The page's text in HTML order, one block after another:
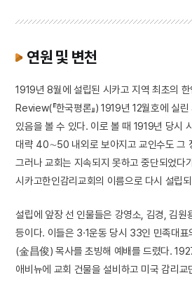
연원 및 변천
1919년 8월에 설립된 시카고 지역 최초의
Review(『한국평론』) 1919년 12월호에 실
있음을 볼 수 있다. 이로 볼 때 1919년 당시
대략 40∼50 내외로 보아지고 교인수도 그
그러나 교회는 지속되지 못하고 중단되었다
시카고한인감리교회의 이름으로 다시 설립
설립에 앞장 선 인물들은 강영소, 김경, 김원
등이다. 이들은 3·1운동 당시 33인 민족대
(金昌俊) 목사를 초빙해 예배를 드렸다.
애비뉴에 교회 건물을 설비하고 미국 감리